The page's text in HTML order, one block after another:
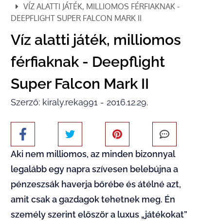
VÍZ ALATTI JÁTÉK, MILLIOMOS FÉRFIAKNAK -
DEEPFLIGHT SUPER FALCON MARK II
Víz alatti játék, milliomos
férfiaknak - Deepflight
Super Falcon Mark II
Szerző: kiraly.reka991 - 2016.12.29.
Aki nem milliomos, az minden bizonnyal
legalább egy napra szívesen belebújna a
pénzeszsák haverja bőrébe és átélné azt,
amit csak a gazdagok tehetnek meg. Én
személy szerint először a luxus „játékokat”